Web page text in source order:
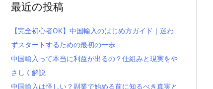
最近の投稿
【完全初心者OK】中国輸入のはじめ方ガイド｜迷わ
ずスタートするための最初の一歩
中国輸入って本当に利益が出るの？仕組みと現実をや
さしく解説
中国輸入は怪しい？副業で始める前に知るべき真実と